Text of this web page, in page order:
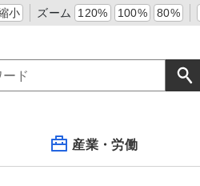
小 ズーム 120% 100% 80%
産業・労働